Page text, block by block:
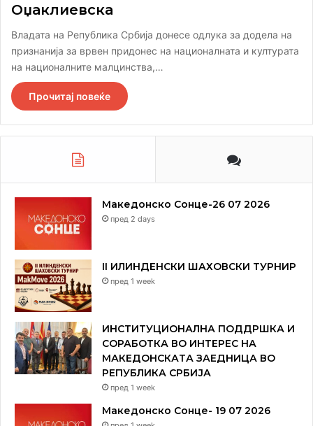
Оџаклиевска
Владата на Република Србија донесе одлука за додела на
признанија за врвен придонес на националната и културата
на националните малцинства,…
Прочитај повеќе
Македонско Сонце-26 07 2026
пред 2 days
II ИЛИНДЕНСКИ ШАХОВСКИ ТУРНИР
пред 1 week
ИНСТИТУЦИОНАЛНА ПОДДРШКА И
СОРАБОТКА ВО ИНТЕРЕС НА
МАКЕДОНСКАТА ЗАЕДНИЦА ВО
РЕПУБЛИКА СРБИЈА
пред 1 week
Македонско Сонце- 19 07 2026